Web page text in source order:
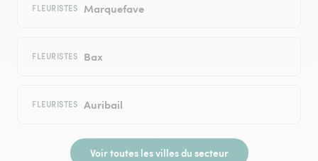
FLEURISTES Marquefave
FLEURISTES Bax
FLEURISTES Auribail
Voir toutes les villes du secteur